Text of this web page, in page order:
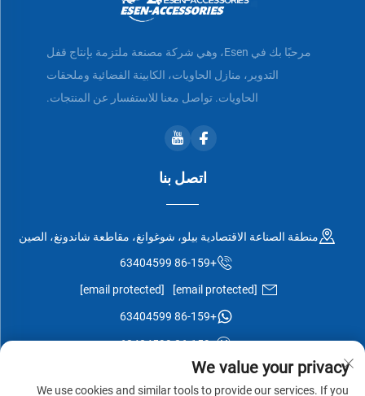
مرحبًا بك في Esen، وهي شركة مصنعة ملتزمة بإنتاج قفل
التدوير، منازل الحاويات، الكابينة الفضائية وملحقات
الحاويات. تواصل معنا للاستفسار عن المنتجات.
اتصل بنا
منطقة الصناعة الاقتصادية بيلو، شوغوانغ، مقاطعة شاندونغ، الصين
+86-159 63404599
[email protected]
[email protected]
+86-159 63404599
+86-159 63404599
We value your privacy
We use cookies and similar tools to provide our services. If you